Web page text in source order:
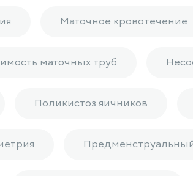
Маточное кровотечение
маточных труб
Поликистоз яичников